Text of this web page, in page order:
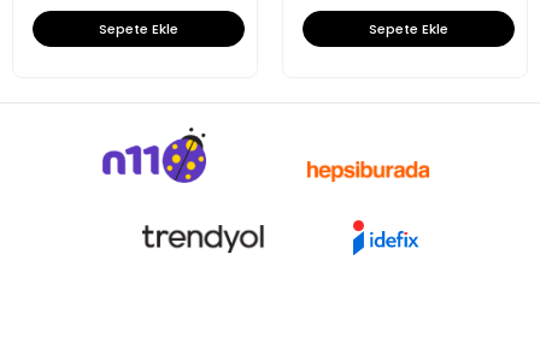
Sepete Ekle Sepete Ekle